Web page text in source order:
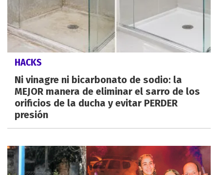
HACKS
Ni vinagre ni bicarbonato de sodio: la
MEJOR manera de eliminar el sarro de los
orificios de la ducha y evitar PERDER
presión